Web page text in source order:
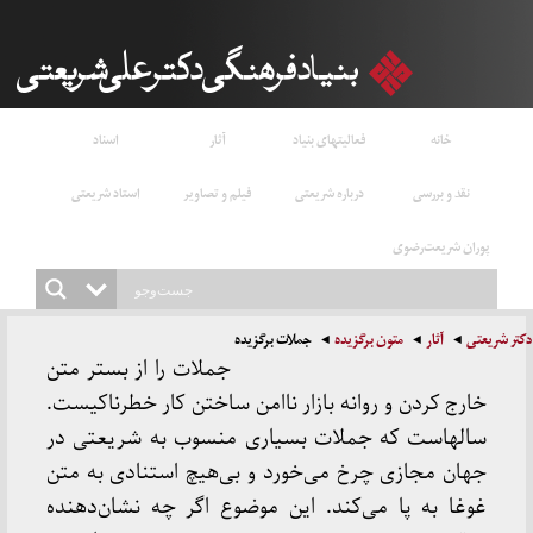
خانه فعالیتهای بنیاد آثار
اسناد
نقد و بررسی
درباره شریعتی فیلم و تصاویر
استاد شریعتی
پوران شریعت‌رضوی
دکتر شریعتی آثار متون برگزیده جملات برگزیده
جملات را از بستر متن
خارج کردن و روانه بازار ناامن ساختن کار خطرناکیست.
سالهاست که جملات بسیاری منسوب به شریعتی در
جهان مجازی چرخ می‌خورد و بی‌هیچ استنادی به متن
غوغا به پا می‌کند. این موضوع اگر چه نشان‌دهنده